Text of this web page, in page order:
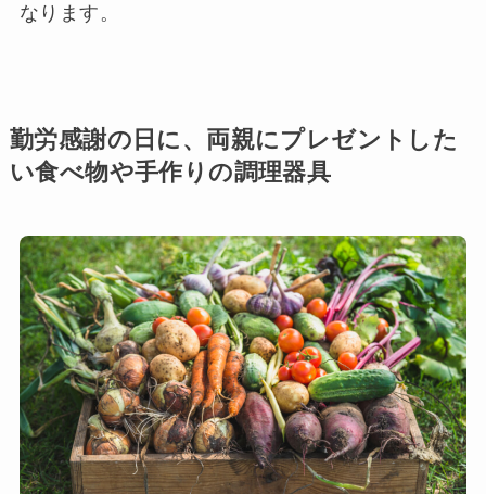
なります。
勤労感謝の日に、両親にプレゼントした
い食べ物や手作りの調理器具